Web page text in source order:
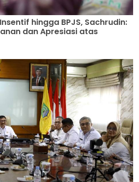
hingga BPJS, Sachrudin:
dan Apresiasi atas